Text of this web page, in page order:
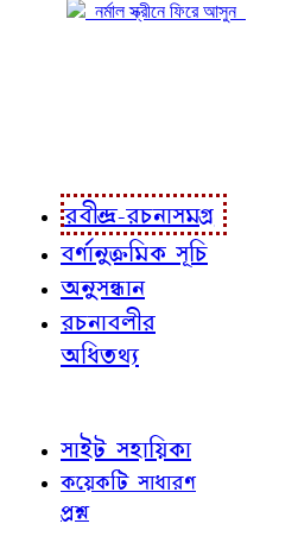
নর্মাল স্ক্রীনে ফিরে আসুন
রবীন্দ্র-রচনাসমগ্র
বর্ণানুক্রমিক সূচি
অনুসন্ধান
রচনাবলীর
অধিতথ্য
সাইট সহায়িকা
কয়েকটি সাধারণ
প্রশ্ন